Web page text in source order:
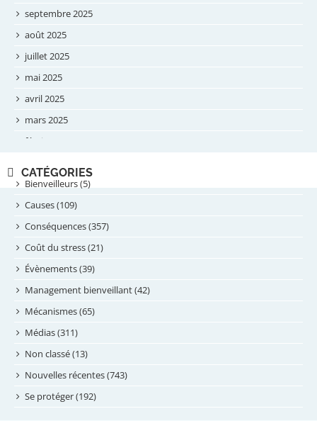
septembre 2025
août 2025
juillet 2025
mai 2025
avril 2025
mars 2025
février 2025
septembre 2024
août 2024
juillet 2024
juin 2024
mai 2024
avril 2024
février 2024
janvier 2024
novembre 2023
octobre 2023
septembre 2023
CATÉGORIES
Bienveilleurs (5)
Causes (109)
Conséquences (357)
Coût du stress (21)
Évènements (39)
Management bienveillant (42)
Mécanismes (65)
Médias (311)
Non classé (13)
Nouvelles récentes (743)
Se protéger (192)